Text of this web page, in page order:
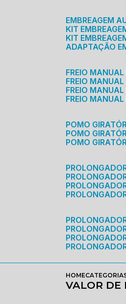
EMBREAGEM
KIT
KIT
ADAPTAÇÃO
FREIO
FREIO
FREIO
FREIO
POMO
POMO
POMO
HOME
VALOR DE